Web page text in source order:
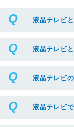
液晶テレビ
液晶テレビ
液晶テレビ
液晶テレビ